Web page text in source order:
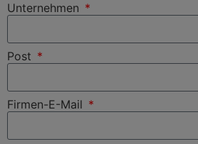
Unternehmen
Post
Firmen-E-Mail